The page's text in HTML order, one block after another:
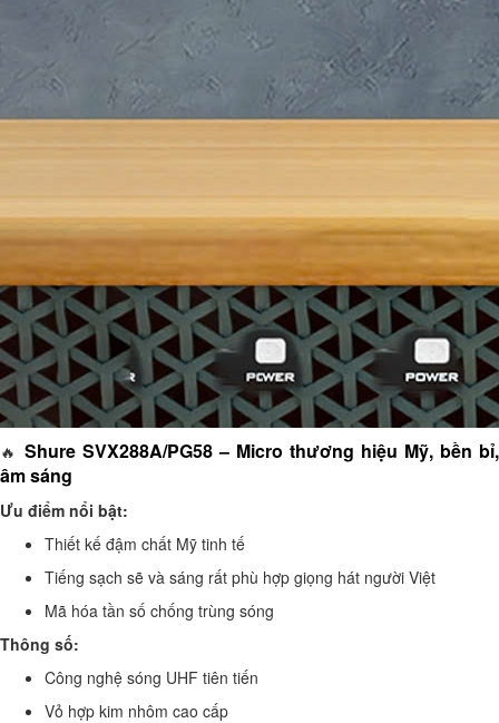
🔥 Shure SVX288A/PG58 – Micro thương hiệu Mỹ, bền bỉ,
âm sáng
Ưu điểm nổi bật:
Thiết kế đậm chất Mỹ tinh tế
Tiếng sạch sẽ và sáng rất phù hợp giọng hát người Việt
Mã hóa tần số chống trùng sóng
Thông số:
Công nghệ sóng UHF tiên tiến
Vỏ hợp kim nhôm cao cấp